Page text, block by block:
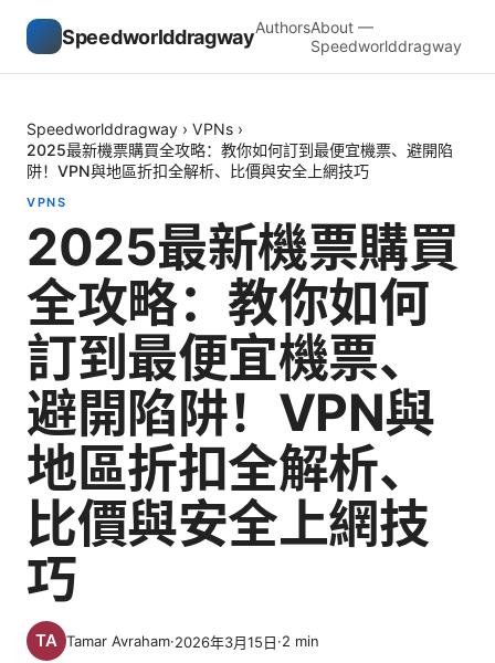
SpeedworlddragwayAuthorsAbout —
Speedworlddragway
Speedworlddragway › VPNs ›
2025最新機票購買全攻略：教你如何訂到最便宜機票、避開陷
阱！VPN與地區折扣全解析、比價與安全上網技巧
VPNS
2025最新機票購買
全攻略：教你如何
訂到最便宜機票、
避開陷阱！VPN與
地區折扣全解析、
比價與安全上網技
巧
Tamar Avraham·2026年3月15日·2 min